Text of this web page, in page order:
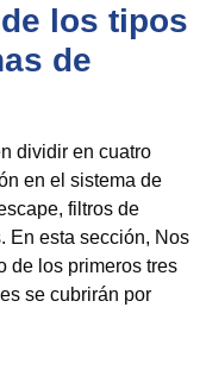
los tipos
de
dividir en cuatro
en el sistema de
filtros de
En esta sección, Nos
de los primeros tres
se cubrirán por